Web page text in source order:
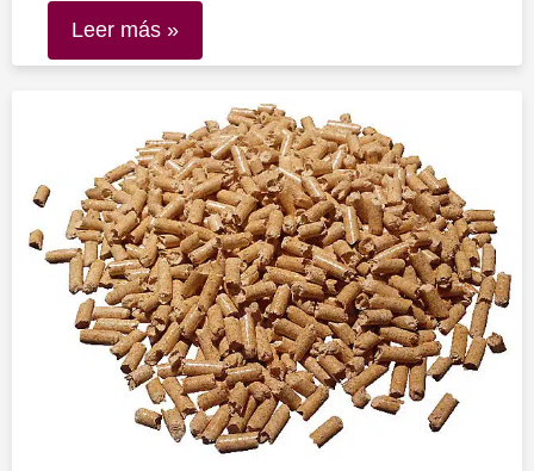
Leer más »
de
madera
en
Ugarte
Ferretería:
La
opción